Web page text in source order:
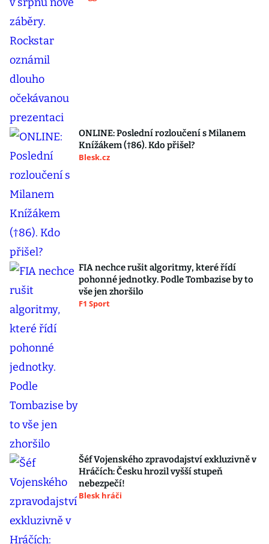
ONLINE: Poslední rozloučení s Milanem
Knížákem (†86). Kdo přišel?
Blesk.cz
FIA nechce rušit algoritmy, které řídí
pohonné jednotky. Podle Tombazise by to
vše jen zhoršilo
F1 Sport
Šéf Vojenského zpravodajství exkluzivně v
Hráčích: Česku hrozil vyšší stupeň
nebezpečí!
Blesk hráči